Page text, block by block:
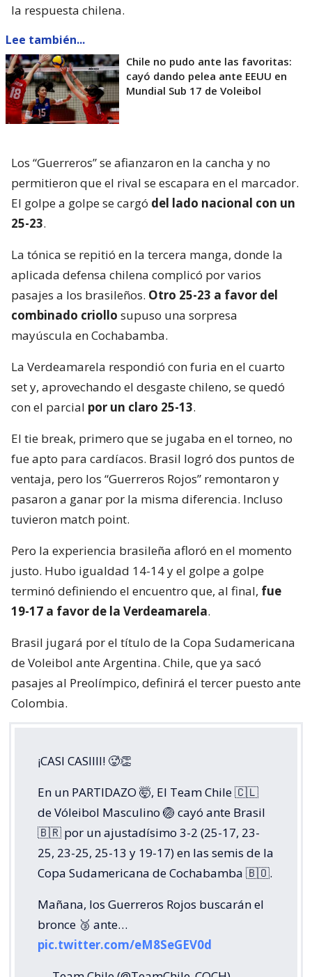
la respuesta chilena.
Lee también...
Chile no pudo ante las favoritas:
cayó dando pelea ante EEUU en
Mundial Sub 17 de Voleibol
Los “Guerreros” se afianzaron en la cancha y no
permitieron que el rival se escapara en el marcador.
El golpe a golpe se cargó del lado nacional con un
25-23.
La tónica se repitió en la tercera manga, donde la
aplicada defensa chilena complicó por varios
pasajes a los brasileños. Otro 25-23 a favor del
combinado criollo supuso una sorpresa
mayúscula en Cochabamba.
La Verdeamarela respondió con furia en el cuarto
set y, aprovechando el desgaste chileno, se quedó
con el parcial por un claro 25-13.
El tie break, primero que se jugaba en el torneo, no
fue apto para cardíacos. Brasil logró dos puntos de
ventaja, pero los “Guerreros Rojos” remontaron y
pasaron a ganar por la misma diferencia. Incluso
tuvieron match point.
Pero la experiencia brasileña afloró en el momento
justo. Hubo igualdad 14-14 y el golpe a golpe
terminó definiendo el encuentro que, al final, fue
19-17 a favor de la Verdeamarela.
Brasil jugará por el título de la Copa Sudamericana
de Voleibol ante Argentina. Chile, que ya sacó
pasajes al Preolímpico, definirá el tercer puesto ante
Colombia.
¡CASI CASIIII! 🥵👏
En un PARTIDAZO 🤯, El Team Chile 🇨🇱
de Vóleibol Masculino 🏐 cayó ante Brasil
🇧🇷 por un ajustadísimo 3-2 (25-17, 23-
25, 23-25, 25-13 y 19-17) en las semis de la
Copa Sudamericana de Cochabamba 🇧🇴.
Mañana, los Guerreros Rojos buscarán el
bronce 🥉 ante…
pic.twitter.com/eM8SeGEV0d